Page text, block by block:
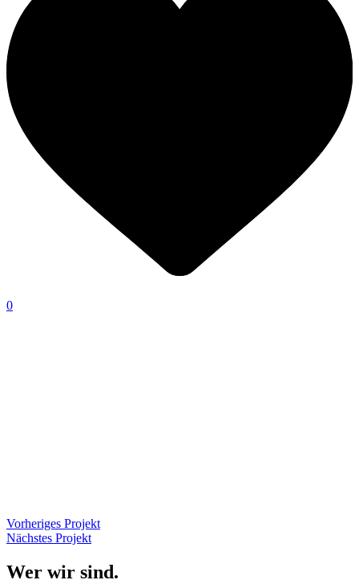
0
Vorheriges Projekt
Nächstes Projekt
Wer wir sind.